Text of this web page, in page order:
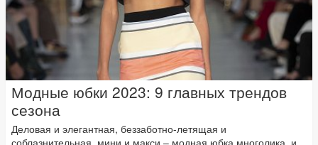
Модные юбки 2023: 9 главных трендов
сезона
Деловая и элегантная, беззаботно-летящая и
соблазнительная, мини и макси – модная юбка многолика, и